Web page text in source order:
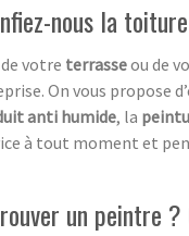
nous la toiture
de votre terrasseou de
On vous propose
anti humide, la
à tout moment et
un peintre